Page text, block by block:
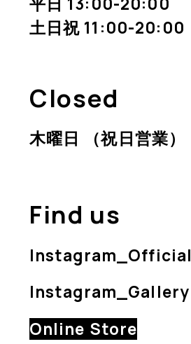
土日祝 11:00-20:00
Closed
木曜日 （祝日営業）
Find us
Instagram_Official
Instagram_Gallery
Online Store